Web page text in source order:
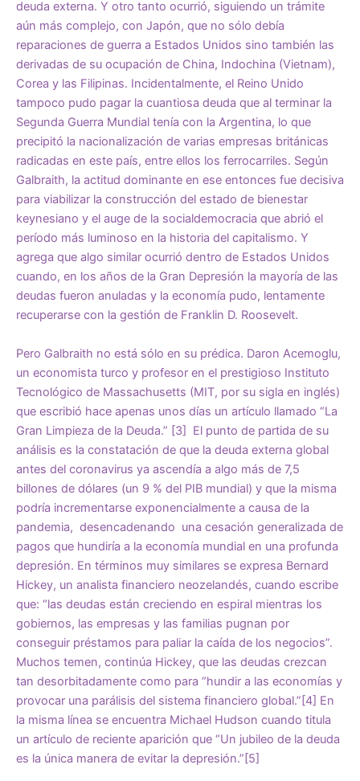
deuda externa. Y otro tanto ocurrió, siguiendo un trámite
aún más complejo, con Japón, que no sólo debía
reparaciones de guerra a Estados Unidos sino también las
derivadas de su ocupación de China, Indochina (Vietnam),
Corea y las Filipinas. Incidentalmente, el Reino Unido
tampoco pudo pagar la cuantiosa deuda que al terminar la
Segunda Guerra Mundial tenía con la Argentina, lo que
precipitó la nacionalización de varias empresas británicas
radicadas en este país, entre ellos los ferrocarriles. Según
Galbraith, la actitud dominante en ese entonces fue decisiva
para viabilizar la construcción del estado de bienestar
keynesiano y el auge de la socialdemocracia que abrió el
período más luminoso en la historia del capitalismo. Y
agrega que algo similar ocurrió dentro de Estados Unidos
cuando, en los años de la Gran Depresión la mayoría de las
deudas fueron anuladas y la economía pudo, lentamente
recuperarse con la gestión de Franklin D. Roosevelt.
Pero Galbraith no está sólo en su prédica. Daron Acemoglu,
un economista turco y profesor en el prestigioso Instituto
Tecnológico de Massachusetts (MIT, por su sigla en inglés)
que escribió hace apenas unos días un artículo llamado “La
Gran Limpieza de la Deuda.” [3]
El punto de partida de su
análisis es la constatación de que la deuda externa global
antes del coronavirus ya ascendía a algo más de 7,5
billones de dólares (un 9 % del PIB mundial) y que la misma
podría incrementarse exponencialmente a causa de la
pandemia, desencadenando una cesación generalizada de
pagos que hundiría a la economía mundial en una profunda
depresión. En términos muy similares se expresa Bernard
Hickey, un analista financiero neozelandés, cuando escribe
que: “las deudas están creciendo en espiral mientras los
gobiernos, las empresas y las familias pugnan por
conseguir préstamos para paliar la caída de los negocios”.
Muchos temen, continúa Hickey, que las deudas crezcan
tan desorbitadamente como para “hundir a las economías y
provocar una parálisis del sistema financiero global.” [4] En
la misma línea se encuentra Michael Hudson cuando titula
un artículo de reciente aparición que “Un jubileo de la deuda
es la única manera de evitar la depresión.” [5]